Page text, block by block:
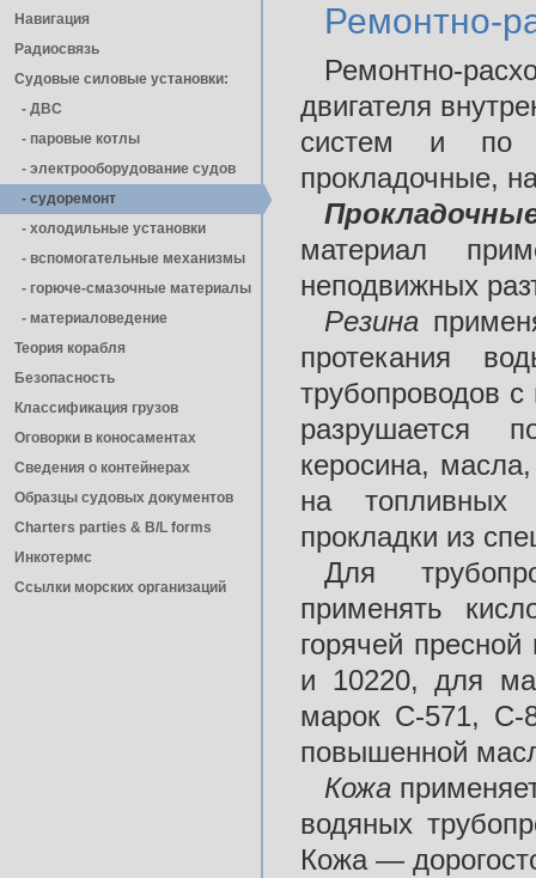
Навигация
Радиосвязь
Судовые силовые установки:
- ДВС
- паровые котлы
- электрооборудование судов
- cудоремонт
- холодильные установки
- вспомогательные механизмы
- горюче-смазочные материалы
- материаловедение
Теория корабля
Безопасность
Классификация грузов
Оговорки в коносаментах
Сведения о контейнерах
Образцы судовых документов
Charters parties & B/L forms
Инкотермс
Ссылки морских организаций
Ремонтно-
Ремонтно-
двигателя
систем и по
прокладочные,
материал
неподвижных
Резина
протекания
трубопроводов
разрушается
керосина,
на топливных
прокладки из
Для
применять
горячей
и 10220, для
марок С-571, С-
повышенной
Кожа
водяных
Кожа —